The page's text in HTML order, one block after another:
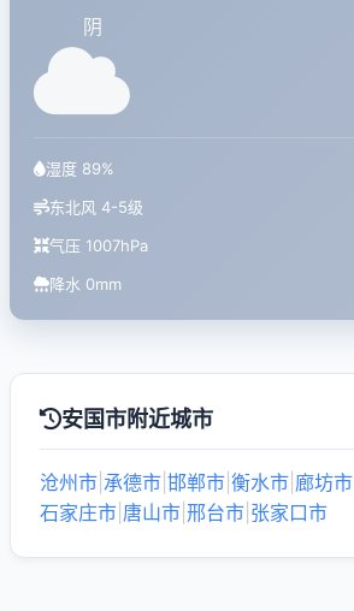
阴
湿度 89%
东北风 4-5级
气压 1007hPa
降水 0mm
安国市附近城市
沧州市 承德市 邯郸市 衡水市 廊坊市
石家庄市 唐山市 邢台市 张家口市